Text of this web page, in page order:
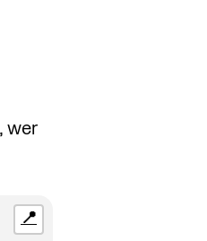
wer
📍